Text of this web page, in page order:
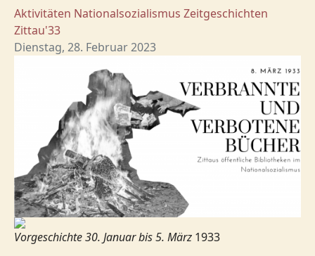
Aktivitäten Nationalsozialismus Zeitgeschichten
Zittau'33
Dienstag, 28. Februar 2023
Vorgeschichte 30. Januar bis 5. März 1933